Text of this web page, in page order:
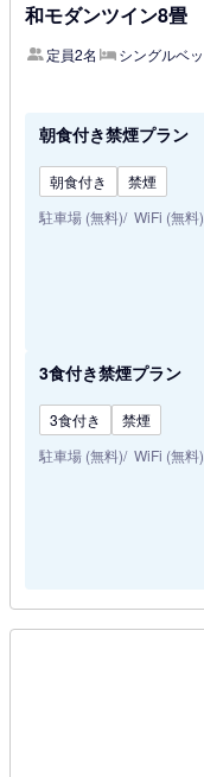
和モダンツイン8畳
定員2名 シングルベ
朝食付き禁煙プラン
朝食付き
禁煙
駐車場 (無料) WiFi (無料)
3食付き禁煙プラン
3食付き
禁煙
駐車場 (無料) WiFi (無料)